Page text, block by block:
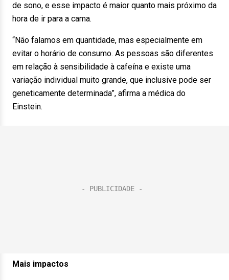
de sono, e esse impacto é maior quanto mais próximo da
hora de ir para a cama.
“Não falamos em quantidade, mas especialmente em
evitar o horário de consumo. As pessoas são diferentes
em relação à sensibilidade à cafeína e existe uma
variação individual muito grande, que inclusive pode ser
geneticamente determinada”, afirma a médica do
Einstein.
Mais impactos